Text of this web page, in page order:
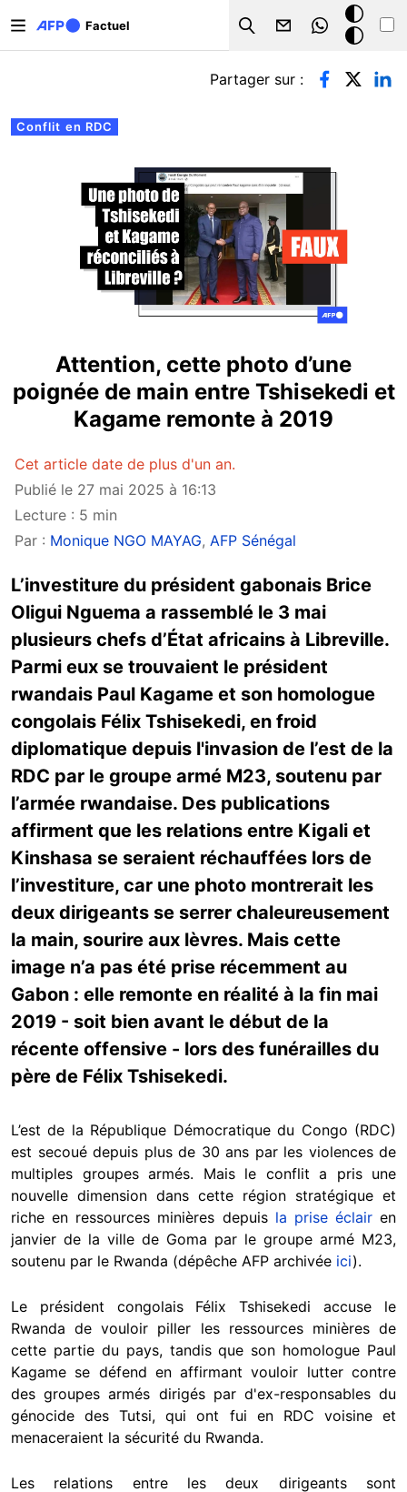
Factuel
Search
Mode
sombre
Onglets principaux
Conflit en RDC
Partager sur :
Attention, cette photo d’une
poignée de main entre Tshisekedi et
Kagame remonte à 2019
Cet article date de plus d'un an.
Publié le 27 mai 2025 à 16:13
Lecture : 5 min
Par : Monique NGO MAYAG, AFP Sénégal
L’investiture du président gabonais Brice
Oligui Nguema a rassemblé le 3 mai
plusieurs chefs d’État africains à Libreville.
Parmi eux se trouvaient le président
rwandais Paul Kagame et son homologue
congolais Félix Tshisekedi, en froid
diplomatique depuis l'invasion de l’est de la
RDC par le groupe armé M23, soutenu par
l’armée rwandaise. Des publications
affirment que les relations entre Kigali et
Kinshasa se seraient réchauffées lors de
l’investiture, car une photo montrerait les
deux dirigeants se serrer chaleureusement
la main, sourire aux lèvres. Mais cette
image n’a pas été prise récemment au
Gabon : elle remonte en réalité à la fin mai
2019 - soit bien avant le début de la
récente offensive - lors des funérailles du
père de Félix Tshisekedi.
L’est de la République Démocratique du Congo (RDC)
est secoué depuis plus de 30 ans par les violences de
multiples groupes armés. Mais le conflit a pris une
nouvelle dimension dans cette région stratégique et
riche en ressources minières depuis la prise éclairen
janvier de la ville de Goma par le groupe armé M23,
soutenu par le Rwanda (dépêche AFP archivée ici).
Le président congolais Félix Tshisekedi accuse le
Rwanda de vouloir piller les ressources minières de
cette partie du pays, tandis que son homologue Paul
Kagame se défend en affirmant vouloir lutter contre
des groupes armés dirigés par d'ex-responsables du
génocide des Tutsi, qui ont fui en RDC voisine et
menaceraient la sécurité du Rwanda.
Les relations entre les deux dirigeants sont